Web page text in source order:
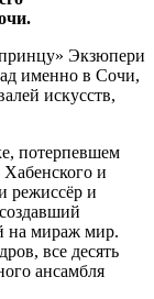
Экзюпери
именно в Сочи,
искусств,
потерпевшем
и
режиссёр и
на мираж мир.
все десять
ансамбля